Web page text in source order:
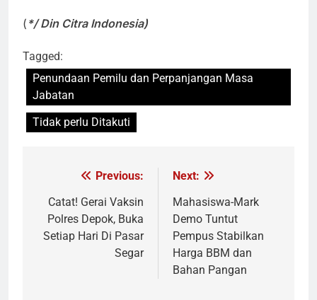
( */ Din Citra Indonesia)
Tagged:
Penundaan Pemilu dan Perpanjangan Masa
Jabatan
Tidak perlu Ditakuti
Navigasi
pos
Previous:
Catat! Gerai Vaksin
Polres Depok, Buka
Setiap Hari Di Pasar
Segar
Next:
Mahasiswa-Mark
Demo Tuntut
Pempus Stabilkan
Harga BBM dan
Bahan Pangan